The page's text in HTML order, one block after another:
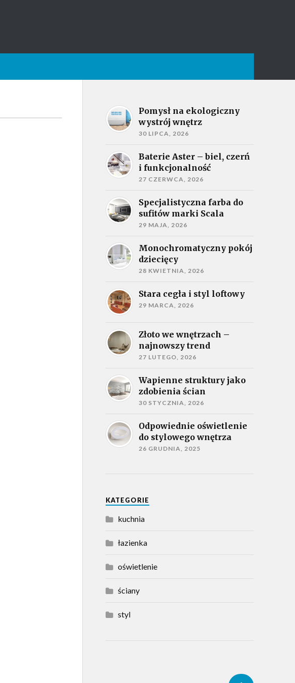
Pomysł na ekologiczny
wystrój wnętrz
30 LIPCA, 2026
Baterie Aster – biel, czerń
i funkcjonalność
27 CZERWCA, 2026
Specjalistyczna farba do
sufitów marki Scala
29 MAJA, 2026
Monochromatyczny pokój
dziecięcy
28 KWIETNIA, 2026
Stara cegła i styl loftowy
29 MARCA, 2026
Złoto we wnętrzach –
najnowszy trend
27 LUTEGO, 2026
Wapienne struktury jako
zdobienia ścian
30 STYCZNIA, 2026
Odpowiednie oświetlenie
do stylowego wnętrza
26 GRUDNIA, 2025
KATEGORIE
kuchnia
łazienka
oświetlenie
ściany
styl